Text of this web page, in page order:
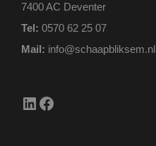
7400 AC Deventer
Tel: 0570 62 25 07
Mail: info@schaapbliksem.nl
LinkedIn